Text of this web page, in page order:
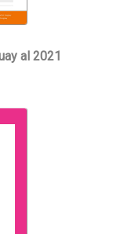
al 2021